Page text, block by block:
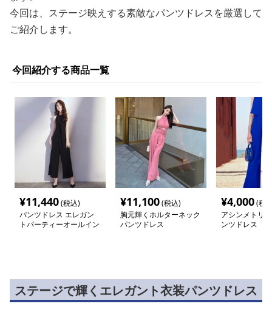
今回は、ステージ映えする素敵なパンツドレスを厳選して
ご紹介します。
今回紹介する商品一覧
¥11,440(税込)
パンツドレス エレガン
トパーティーオールイン
¥11,100(税込)
胸元輝くホルターネック
パンツドレス
¥4,000(税
アシンメトリ
ンツドレス
ステージで輝くエレガント衣装パンツドレス